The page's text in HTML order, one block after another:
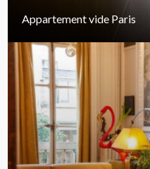
Appartement vide Paris